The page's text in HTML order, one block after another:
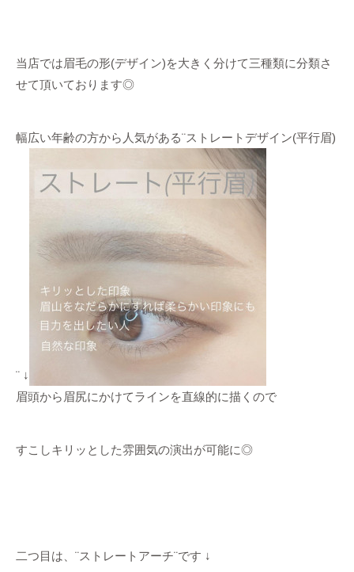
当店では眉毛の形(デザイン)を大きく分けて三種類に分類さ
せて頂いております◎
幅広い年齢の方から人気がある¨ストレートデザイン(平行眉)
¨ ↓
眉頭から眉尻にかけてラインを直線的に描くので
すこしキリッとした雰囲気の演出が可能に◎
二つ目は、¨ストレートアーチ¨です ↓